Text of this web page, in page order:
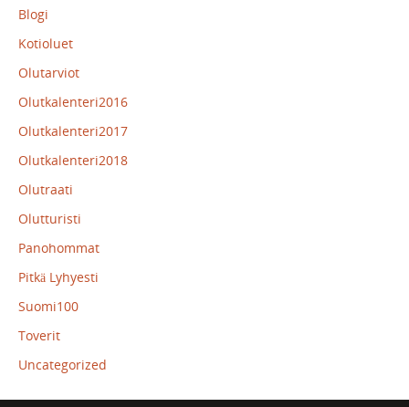
Blogi
Kotioluet
Olutarviot
Olutkalenteri2016
Olutkalenteri2017
Olutkalenteri2018
Olutraati
Olutturisti
Panohommat
Pitkä Lyhyesti
Suomi100
Toverit
Uncategorized